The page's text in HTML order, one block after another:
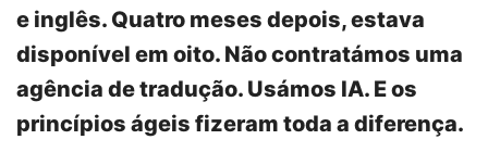
e inglês. Quatro meses depois, estava
disponível em oito. Não contratámos uma
agência de tradução. Usámos IA. E os
princípios ágeis fizeram toda a diferença.